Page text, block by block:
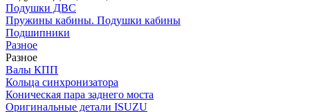
Подушки ДВС
Пружины кабины. Подушки кабины
Подшипники
Разное
Разное
Валы КПП
Кольца синхронизатора
Коническая пара заднего моста
Оригинальные детали ISUZU